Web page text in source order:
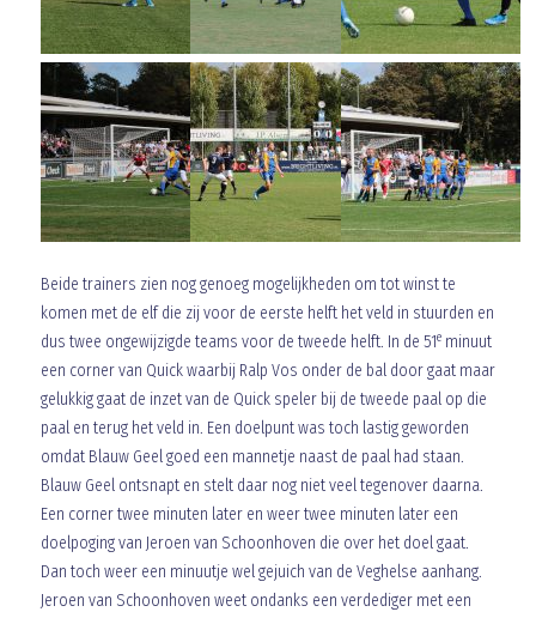
Beide trainers zien nog genoeg mogelijkheden om tot winst te
komen met de elf die zij voor de eerste helft het veld in stuurden en
dus twee ongewijzigde teams voor de tweede helft. In de 51eminuut
een corner van Quick waarbij Ralp Vos onder de bal door gaat maar
gelukkig gaat de inzet van de Quick speler bij de tweede paal op die
paal en terug het veld in. Een doelpunt was toch lastig geworden
omdat Blauw Geel goed een mannetje naast de paal had staan.
Blauw Geel ontsnapt en stelt daar nog niet veel tegenover daarna.
Een corner twee minuten later en weer twee minuten later een
doelpoging van Jeroen van Schoonhoven die over het doel gaat.
Dan toch weer een minuutje wel gejuich van de Veghelse aanhang.
Jeroen van Schoonhoven weet ondanks een verdediger met een